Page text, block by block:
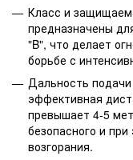
Класс и
предназначены
"B", что делает
борьбе с
Дальность
эффективная
превышает 4-5
безопасного и
возгорания.